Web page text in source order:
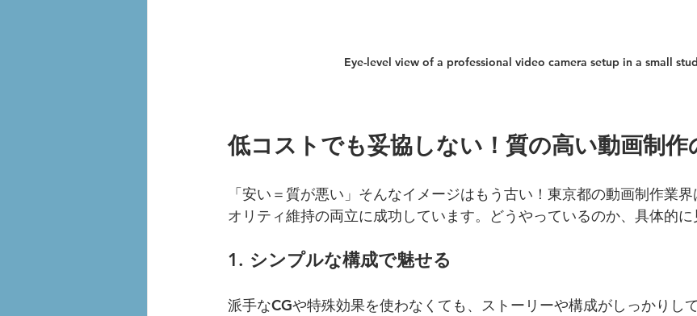
Eye-level view of a professional video camera setup in a small
低コストでも妥協しない！質の高い動画制作
「安い＝質が悪い」そんなイメージはもう古い！東京都の動画制作業
オリティ維持の両立に成功しています。どうやっているのか、具体的に
1. シンプルな構成で魅せる
派手なCGや特殊効果を使わなくても、ストーリーや構成がしっかりし